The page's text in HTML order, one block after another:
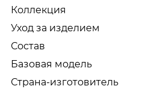
Коллекция
Уход за изделием
Состав
Базовая модель
Страна-изготовитель